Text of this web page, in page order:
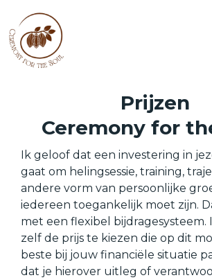
Prijzen
Ceremony for
Ik geloof dat een investering in
gaat om helingsessie, training,
andere vorm van persoonlijke
iedereen toegankelijk moet zijn.
met een flexibel bijdragesysteem.
zelf de prijs te kiezen die op dit
beste bij jouw financiële situatie
dat je hierover uitleg of